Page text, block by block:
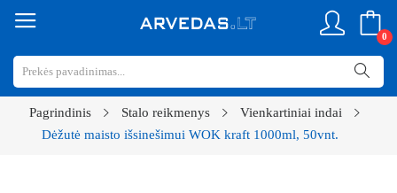
0
Pagrindinis Stalo reikmenys
Vienkartiniai indai
Dėžutė maisto išsinešimui WOK kraft 1000ml, 50vnt.